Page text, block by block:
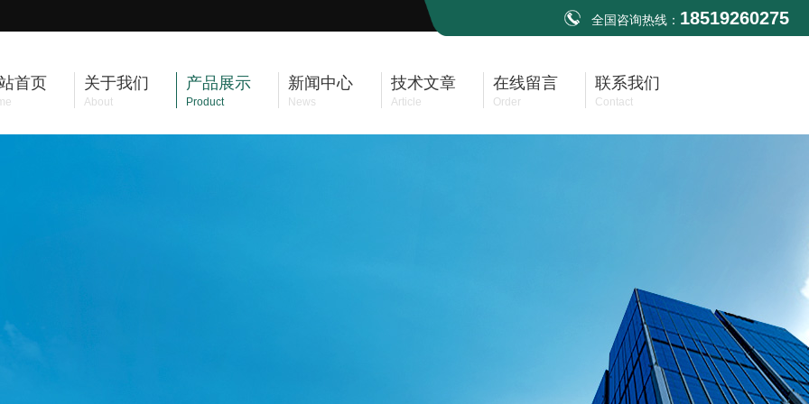
全国咨询热线： 18519260275
首页 关于我们
About
产品展示
Product
新闻中心
News
技术文章
Article
在线留言
Order
联系我们
Contact